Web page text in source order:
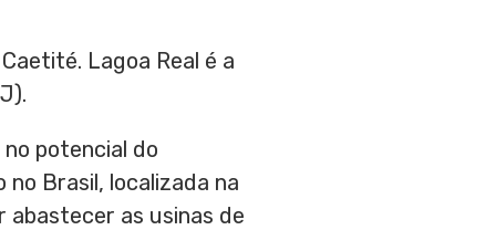
Lagoa Real é a
no potencial do
no Brasil, localizada na
abastecer as usinas de